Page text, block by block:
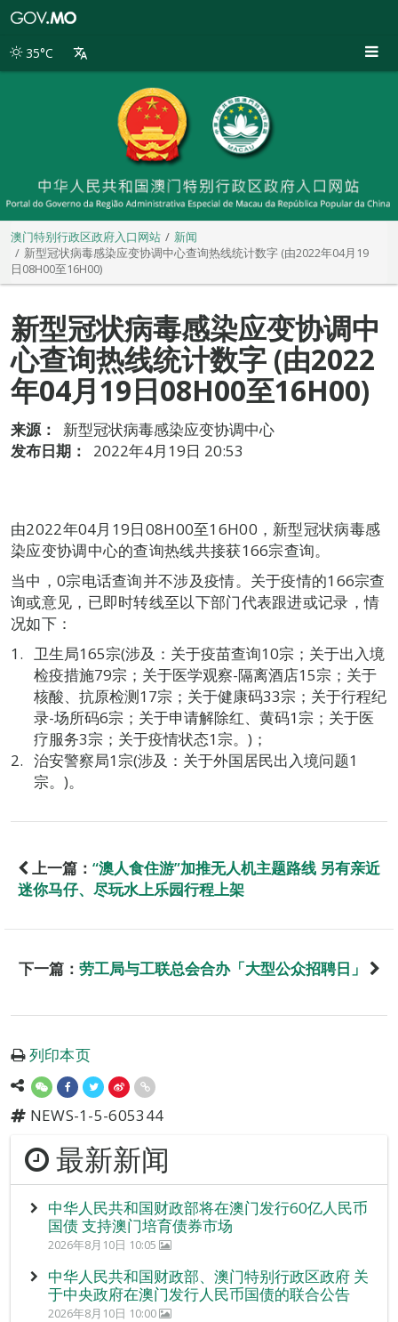
别
35°C
澳门特别行政区政府入口网站
新闻
新型冠状病毒感染应变协调中心查询热线统计数字 (由2022年04月19
日08H00至16H00)
新型冠状病毒感染应变协调中
心查询热线统计数字 (由2022
年04月19日08H00至16H00)
来源：
新型冠状病毒感染应变协调中心
发布日期：
2022年4月19日 20:53
由2022年04月19日08H00至16H00，新型冠状病毒感
染应变协调中心的查询热线共接获166宗查询。
当中，0宗电话查询并不涉及疫情。关于疫情的166宗查
询或意见，已即时转线至以下部门代表跟进或记录，情
况如下：
卫生局165宗(涉及：关于疫苗查询10宗；关于出入境
检疫措施79宗；关于医学观察-隔离酒店15宗；关于
核酸、抗原检测17宗；关于健康码33宗；关于行程纪
录-场所码6宗；关于申请解除红、黄码1宗；关于医
疗服务3宗；关于疫情状态1宗。)；
治安警察局1宗(涉及：关于外国居民出入境问题1
宗。)。
上一篇： “澳人食住游”加推无人机主题路线 另有亲近
迷你马仔、尽玩水上乐园行程上架
下一篇： 劳工局与工联总会合办「大型公众招聘日」
列印本页
NEWS-1-5-605344
最新新闻
中华人民共和国财政部将在澳门发行60亿人民币
国债 支持澳门培育债券市场
2026年8月10日 10:05
中华人民共和国财政部、澳门特别行政区政府 关
于中央政府在澳门发行人民币国债的联合公告
2026年8月10日 10:00